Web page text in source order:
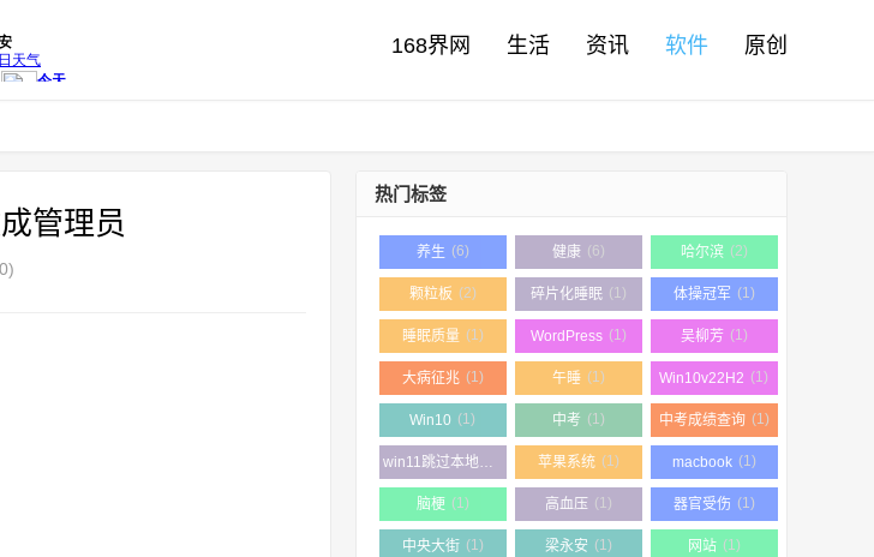
168界网 生活 资讯 软件 原创
管理员
热门标签
养生 (6) 健康 (6) 哈尔滨 (2)
颗粒板 (2) 碎片化睡眠 (1) 体操冠军 (1)
睡眠质量 (1) WordPress (1) 吴柳芳 (1)
大病征兆 (1) 午睡 (1) Win10v22H2 (1)
Win10 (1) 中考 (1) 中考成绩查询 (1)
win11跳过本地帐户 苹果系统 (1) macbook (1)
脑梗 (1) 高血压 (1) 器官受伤 (1)
中央大街 (1) 梁永安 (1) 网站 (1)